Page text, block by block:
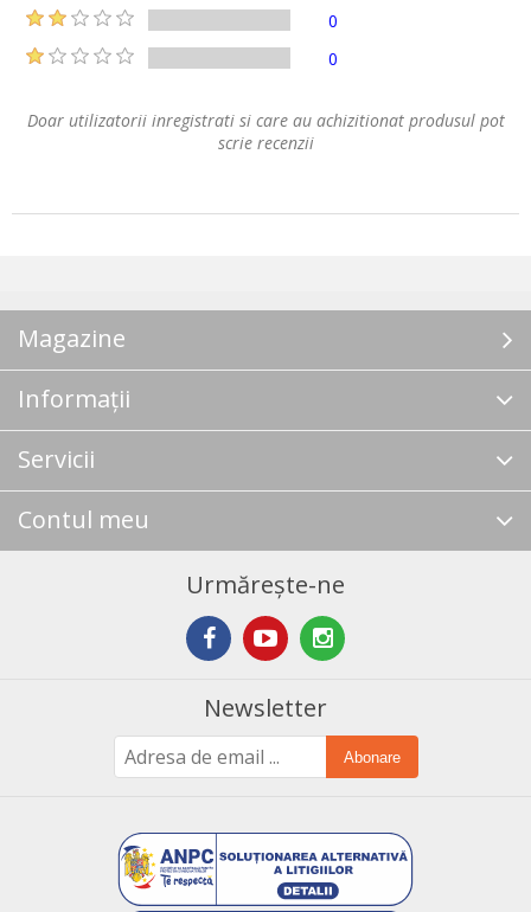
0
0
Doar utilizatorii inregistrati si care au achizitionat produsul pot
scrie recenzii
Magazine
Informații
Servicii
Contul meu
Urmărește-ne
Newsletter
Abonare